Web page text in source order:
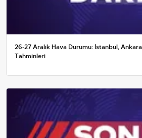
26-27 Aralık Hava Durumu: İstanbul,
Tahminleri